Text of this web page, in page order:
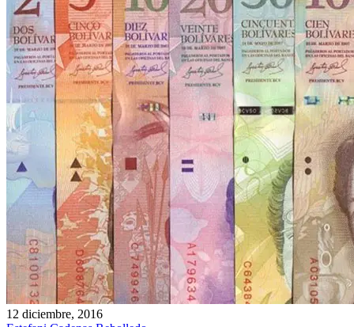
12 diciembre, 2016